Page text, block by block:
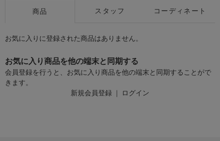
商品 スタッフ コーディネート
お気に入りに登録された商品はありません。
お気に入り商品を他の端末と同期する
会員登録を行うと、お気に入り商品を他の端末と同期することがで
きます。
新規会員登録 ｜ ログイン